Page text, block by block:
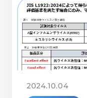
2024.10.04